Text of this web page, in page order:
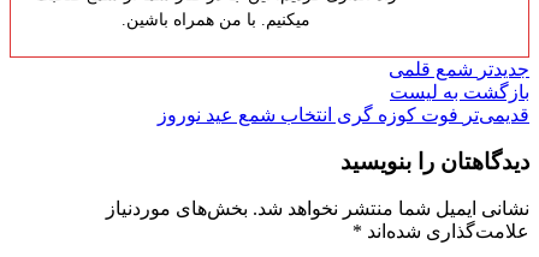
میکنیم. با من همراه باشین.
جدیدتر شمع قلمی
بازگشت به لیست
قدیمی‌تر فوت کوزه گری انتخاب شمع عید نوروز
دیدگاهتان را بنویسید
نشانی ایمیل شما منتشر نخواهد شد. بخش‌های موردنیاز
علامت‌گذاری شده‌اند *